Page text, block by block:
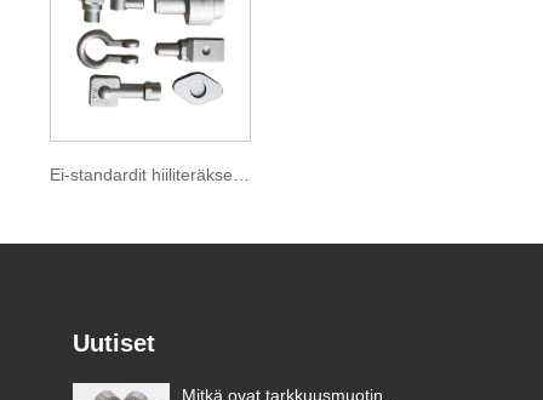
Uutiset
Mitkä ovat tarkkuusmuotin